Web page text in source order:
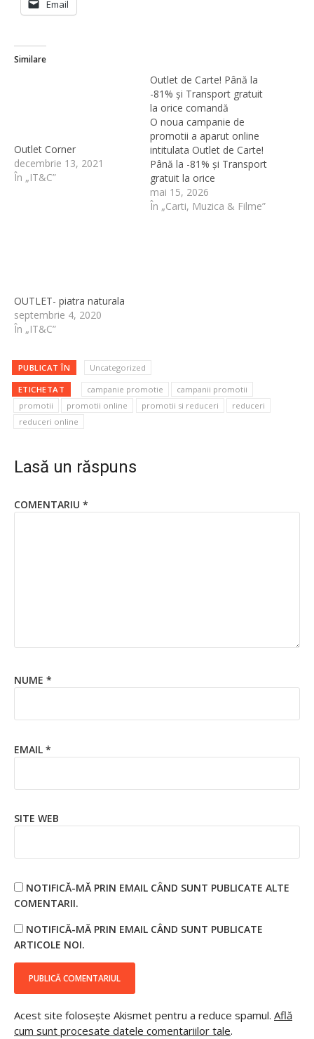
Email
Similare
Outlet Corner
decembrie 13, 2021
În „IT&C”
Outlet de Carte! Până la
-81% și Transport gratuit
la orice comandă
O noua campanie de
promotii a aparut online
intitulata Outlet de Carte!
Până la -81% și Transport
gratuit la orice
comandăPromotia expira
in data de 2026-05-17
mai 15, 2026
În „Carti, Muzica & Filme”
OUTLET- piatra naturala
septembrie 4, 2020
În „IT&C”
PUBLICAT ÎN Uncategorized
ETICHETAT campanie promotie
campanii promotii
promotii
promotii online promotii si reduceri
reduceri
reduceri online
Lasă un răspuns
COMENTARIU *
NUME *
EMAIL *
SITE WEB
NOTIFICĂ-MĂ PRIN EMAIL CÂND SUNT PUBLICATE ALTE
COMENTARII.
NOTIFICĂ-MĂ PRIN EMAIL CÂND SUNT PUBLICATE
ARTICOLE NOI.
Acest site folosește Akismet pentru a reduce spamul. Află
cum sunt procesate datele comentariilor tale.